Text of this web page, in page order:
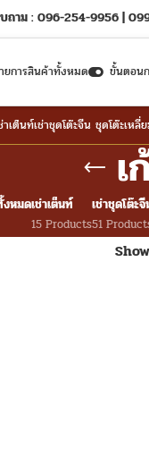
ถาม : 096-254-9956 |
ยการสินค้าทั้งหมด ขั้นตอน
าเต็นท์เช่าชุดโต๊ะจีน ชุดโต๊ะเหลี่
เ
งหมดเช่าเต็นท์
15 Products
เช่าชุดโต๊ะ
51